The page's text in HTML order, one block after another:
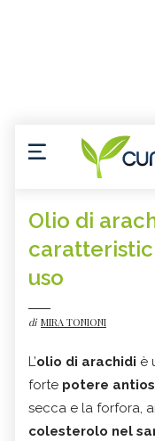
Olio di
uso
di MIRA TONIONI
L’olio di arachidi è
forte potere
secca e la forfora,
colesterolo nel